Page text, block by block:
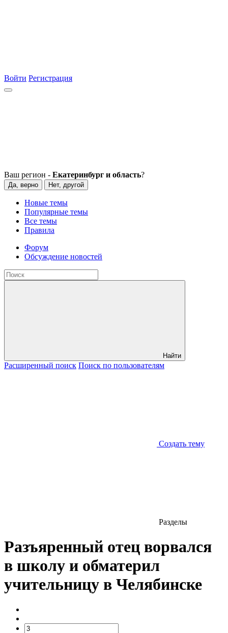
Войти Регистрация
Ваш регион - Екатеринбург и область?
Да, верно Нет, другой
Новые темы
Популярные темы
Все темы
Правила
Форум
Обсуждение новостей
Найти
Расширенный поиск Поиск по пользователям
Создать тему
Разделы
Разъяренный отец ворвался
в школу и обматерил
учительницу в Челябинске